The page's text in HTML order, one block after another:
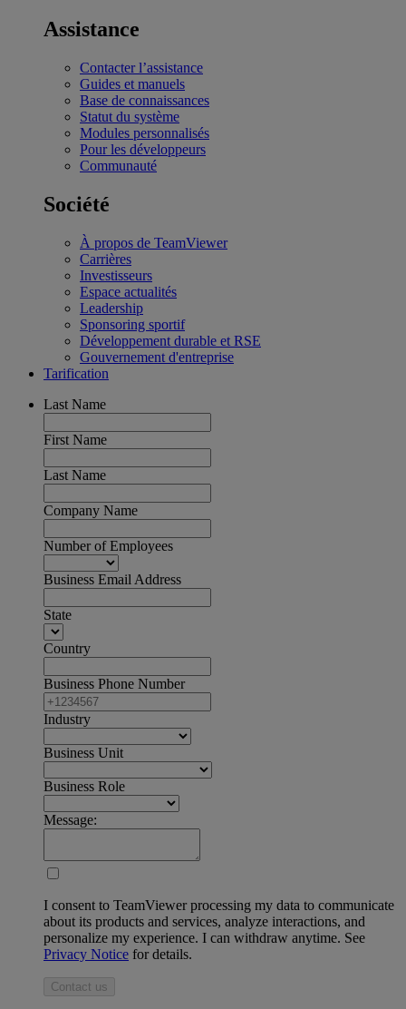
Assistance
Contacter l’assistance
Guides et manuels
Base de connaissances
Statut du système
Modules personnalisés
Pour les développeurs
Communauté
Société
À propos de TeamViewer
Carrières
Investisseurs
Espace actualités
Leadership
Sponsoring sportif
Développement durable et RSE
Gouvernement d'entreprise
Tarification
Last Name
First Name
Last Name
Company Name
Number of Employees
Business Email Address
State
Country
Business Phone Number
Industry
Business Unit
Business Role
Message:
I consent to TeamViewer processing my data to communicate
about its products and services, analyze interactions, and
personalize my experience. I can withdraw anytime. See
Privacy Notice for details.
Contact us